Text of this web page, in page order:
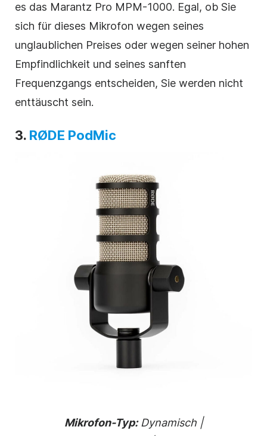
es das Marantz Pro MPM-1000. Egal, ob Sie
sich für dieses Mikrofon wegen seines
unglaublichen Preises oder wegen seiner hohen
Empfindlichkeit und seines sanften
Frequenzgangs entscheiden, Sie werden nicht
enttäuscht sein.
3. RØDE PodMic
Mikrofon-Typ:Dynamisch |